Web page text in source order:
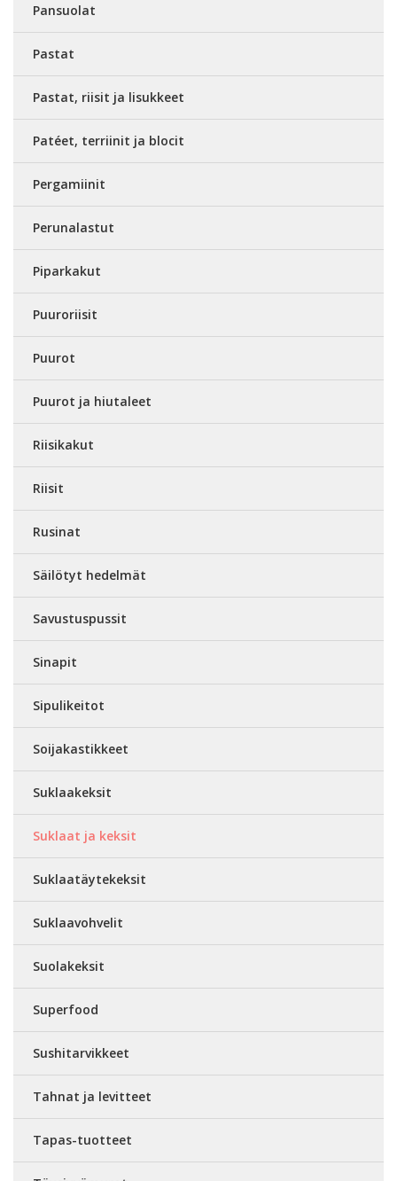
Pansuolat
Pastat
Pastat, riisit ja lisukkeet
Patéet, terriinit ja blocit
Pergamiinit
Perunalastut
Piparkakut
Puuroriisit
Puurot
Puurot ja hiutaleet
Riisikakut
Riisit
Rusinat
Säilötyt hedelmät
Savustuspussit
Sinapit
Sipulikeitot
Soijakastikkeet
Suklaakeksit
Suklaat ja keksit
Suklaatäytekeksit
Suklaavohvelit
Suolakeksit
Superfood
Sushitarvikkeet
Tahnat ja levitteet
Tapas-tuotteet